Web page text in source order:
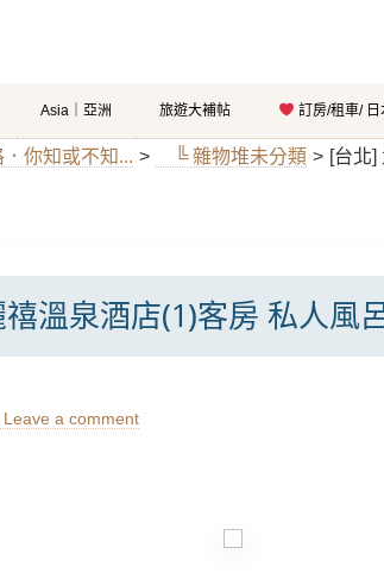
Asia｜亞洲 旅遊大補帖 訂房/租車/
你知或不知... > ╚ 雜物堆未分類 > [台北]
溫泉酒店(1)客房 私人風
Leave a comment